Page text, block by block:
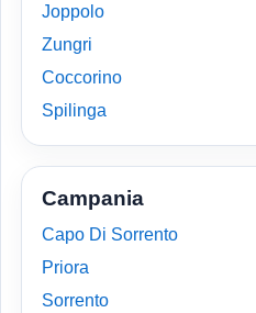
Joppolo
Zungri
Coccorino
Spilinga
Campania
Capo Di Sorrento
Priora
Sorrento